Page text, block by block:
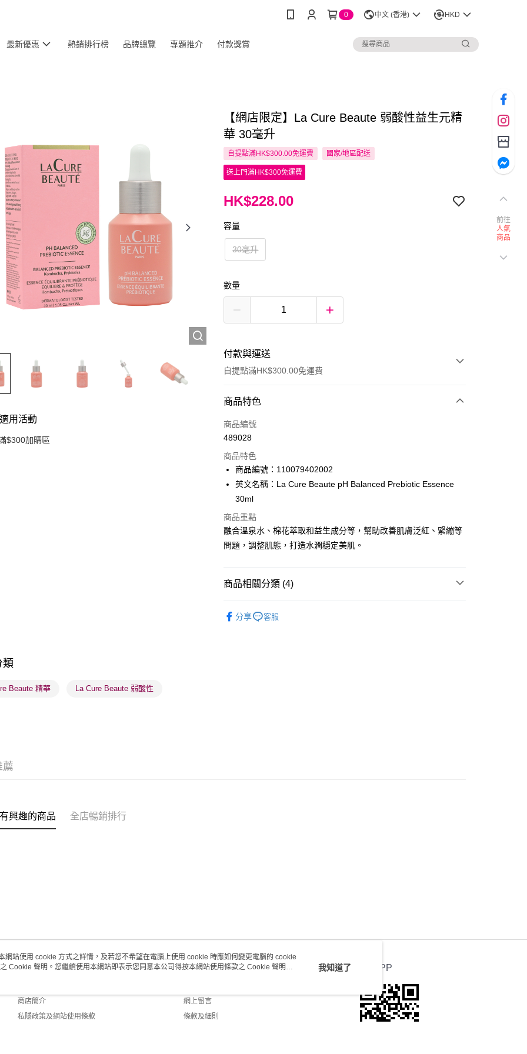
0 中文 (香港) HKD
最新優惠 熱銷排行榜 品牌總覽 專題推介 付款獎賞
用活動
$300加購區
【網店限定】La Cure Beaute 弱酸性益生元精
華 30毫升
自提點滿HK$300.00免運費 國家/地區配送
送上門滿HK$300免運費
HK$228.00
容量
30毫升
數量
付款與運送
自提點滿HK$300.00免運費
付款方式
信用卡
AlipayHK
PayMe
BoC Pay
順豐自助櫃 - 確認發貨後1-3個工作天送達
商品特色
商品編號
489028
商品特色
商品編號：110079402002
英文名稱：La Cure Beaute pH Balanced Prebiotic Essence
30ml
商品重點
融合溫泉水、棉花萃取和益生成分等，幫助改善肌膚泛紅、緊繃等
問題，調整肌態，打造水潤穩定美肌。
商品相關分類 (4)
分享 客服
類
Beaute 精華 La Cure Beaute 弱酸性
薦
興趣的商品 全店暢銷排行
關於我們
商店簡介
私隱政策及網站使用條款
客戶服務
網上留言
條款及細則
官方APP
前往
人氣
商品
網站使用 cookie 方式之詳情，及若您不希望在電腦上使用 cookie 時應如何變更電腦的 cookie
之 Cookie 聲明。您繼續使用本網站即表示您同意本公司得按本網站使用條款之 Cookie 聲明使
我知道了